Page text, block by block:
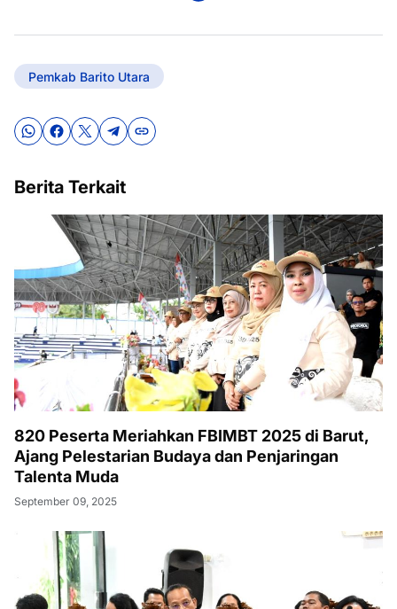
Pemkab Barito Utara
Berita Terkait
820 Peserta Meriahkan FBIMBT 2025 di Barut,
Ajang Pelestarian Budaya dan Penjaringan
Talenta Muda
September 09, 2025